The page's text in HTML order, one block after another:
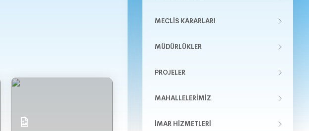
MECLIS KARARLARI
MÜDÜRLÜKLER
PROJELER
MAHALLELERIMIZ
İMAR HIZMETLERI